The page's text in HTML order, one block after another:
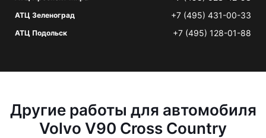
АТЦ Зеленоград +7 (495) 431-00-33
АТЦ Подольск +7 (495) 128-01-88
Другие работы для автомобиля
Volvo V90 Cross Country